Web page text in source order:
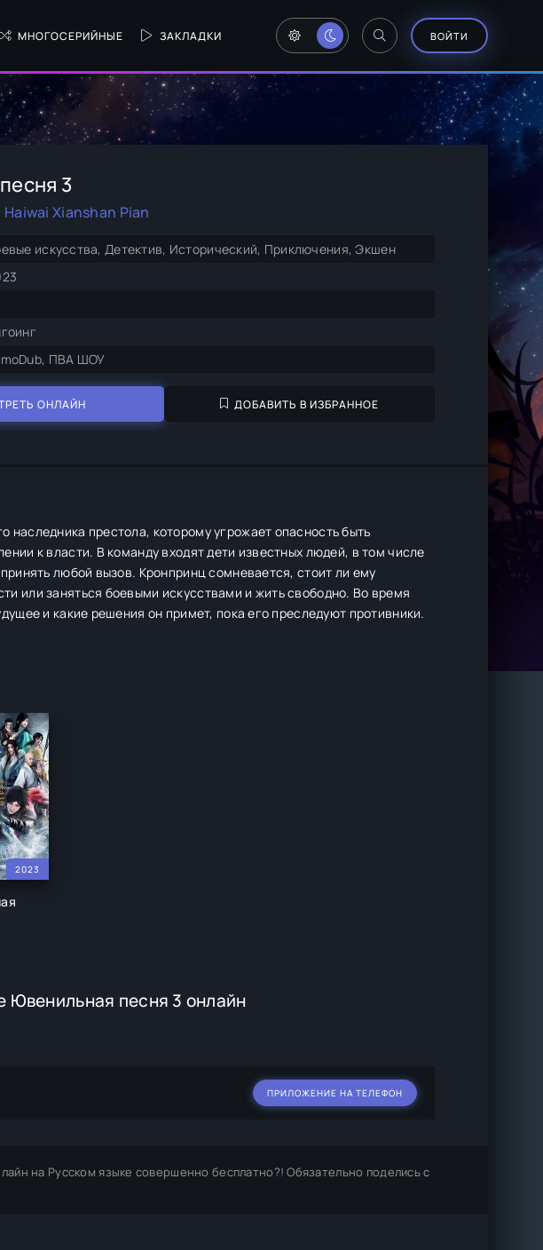
МНОГОСЕРИЙНЫЕ ЗАКЛАДКИ ВОЙТИ
3
Xianshan Pian
искусства, Детектив, Исторический, Приключения, Экшен
ПВА ШОУ
ОНЛАЙН ДОБАВИТЬ В ИЗБРАННОЕ
наследника престола, которому угрожает опасность быть
к власти. В команду входят дети известных людей, в том числе
любой вызов. Кронпринц сомневается, стоит ли ему
или заняться боевыми искусствами и жить свободно. Во время
и какие решения он примет, пока его преследуют противники.
2023
Ювенильная песня 3 онлайн
ПРИЛОЖЕНИЕ НА ТЕЛЕФОН
на Русском языке совершенно бесплатно?! Обязательно поделись с